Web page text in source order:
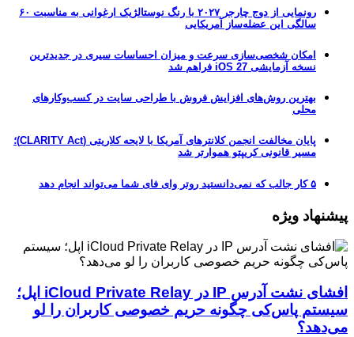
رونمایی از دوج چارجر ۲۰۲۷ با رنگ نوستالژیک ارغوانی به مناسبت ۶۰
سالگی این عضله‌ساز آمریکایی
امکان شخصی‌سازی سرعت و میزان احساسات سیری در جدیدترین
نسخه آزمایشی iOS 27 فراهم شد
بهترین روش‌های افزایش فروش با طراحی سایت در کسب‌وکارهای
محلی
پایان مخالفت انجمن کلانترهای آمریکا با لایحه کلاریتی (CLARITY Act)؛
مسیر قانونی کریپتو هموارتر شد
۵ کار جالب که نمی‌دانستید روتر وای فای شما می‌تواند انجام دهد
پیشنهاد ویژه
افشای نشت آدرس IP در iCloud Private Relay اپل؛
سیستم پاس‌کی چگونه حریم خصوصی کاربران را لو
می‌دهد؟